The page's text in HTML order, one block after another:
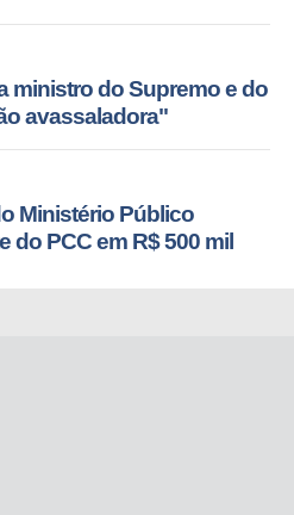
ministro do Supremo e do
avassaladora"
Ministério Público
do PCC em R$ 500 mil